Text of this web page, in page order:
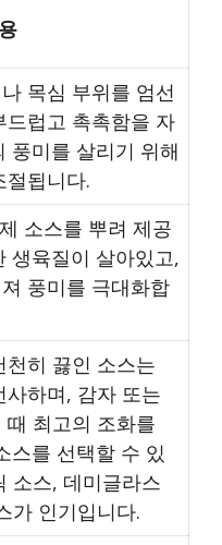
목심 부위를 엄선
럽고 촉촉함을 자
풍미를 살리기 위해
절됩니다.
소스를 뿌려 제공
생육질이 살아있고,
풍미를 극대화합
히 끓인 소스는
사하며, 감자 또는
최고의 조화를
스를 선택할 수 있
소스, 데미글라스
가 인기입니다.